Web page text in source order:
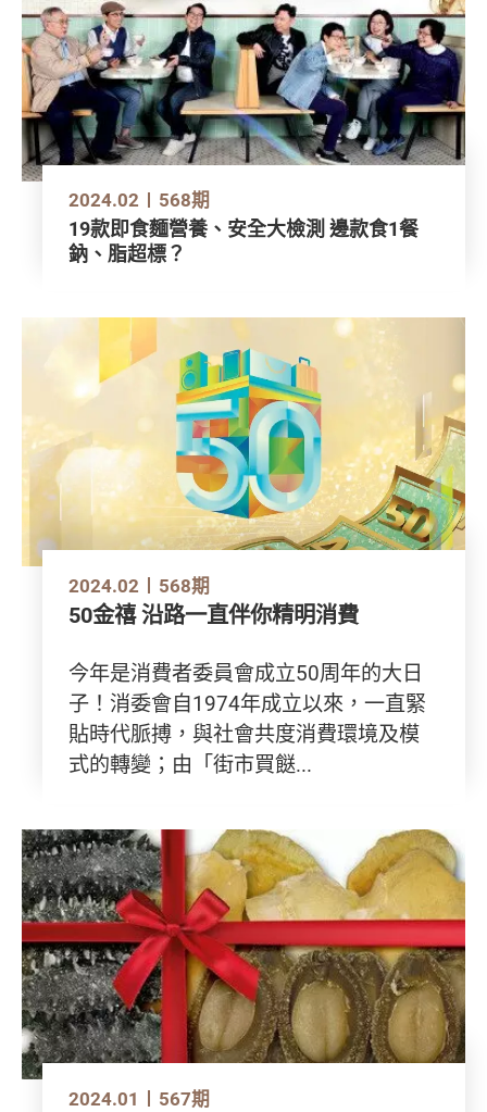
2024.02 568期
19款即食麵營養、安全大檢測 邊款食1餐
鈉、脂超標？
2024.02 568期
50金禧 沿路一直伴你精明消費
今年是消費者委員會成立50周年的大日
子！消委會自1974年成立以來，一直緊
貼時代脈搏，與社會共度消費環境及模
式的轉變；由「街市買餸...
2024.01 567期